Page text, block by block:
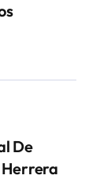
De
Herrera